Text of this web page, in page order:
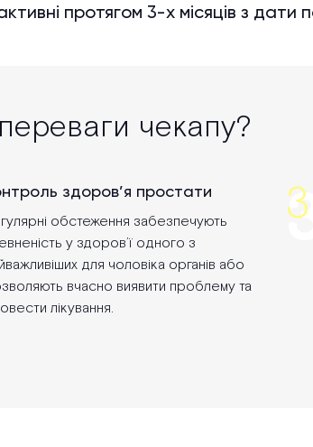
протягом 3-х місяців з дати
чекапу?
здоров’я простати
обстеження забезпечують
у здоров’ї одного з
для чоловіка органів або
вчасно виявити проблему та
лікування.
3
3